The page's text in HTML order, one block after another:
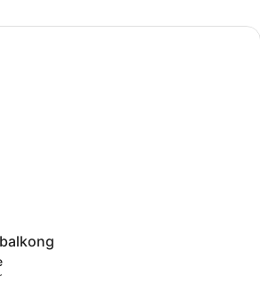
ett fönster med gardiner och en golvlampa.